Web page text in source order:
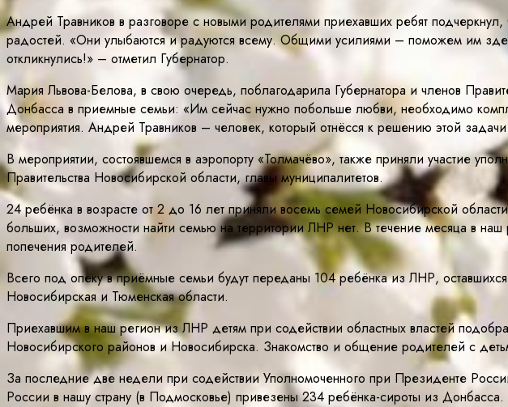
Андрей Травников в разговоре с новыми родителями приехавших ребят
радостей. «Они улыбаются и радуются всему. Общими усилиями – поможем им
откликнулись!» – отметил Губернатор.
Мария Львова-Белова, в свою очередь, поблагодарила Губернатора и членов
Донбасса в приемные семьи: «Им сейчас нужно побольше любви, необходимо
мероприятия. Андрей Травников – человек, который отнёсся к решению этой
В мероприятии, состоявшемся в аэропорту «Толмачёво», также приняли участие
Правительства Новосибирской области, главы муниципалитетов.
24 ребёнка в возрасте от 2 до 16 лет приняли восемь семей Новосибирской
больших, возможности найти семью на территории ЛНР нет. В течение месяца в наш
попечения родителей.
Всего под опеку в приёмные семьи будут переданы 104 ребёнка из ЛНР,
Новосибирская и Тюменская области.
Приехавшим в наш регион из ЛНР детям при содействии областных властей
Новосибирского районов и Новосибирска. Знакомство и общение родителей с
За последние две недели при содействии Уполномоченного при Президенте
России в нашу страну (в Подмосковье) привезены 234 ребёнка-сироты из Донбасса.